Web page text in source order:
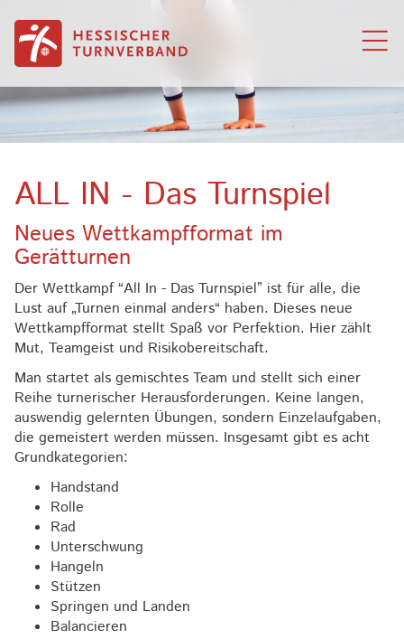
ALL IN - Das Turnspiel
Neues Wettkampfformat im
Gerätturnen
Der Wettkampf “All In - Das Turnspiel” ist für alle, die
Lust auf „Turnen einmal anders“ haben. Dieses neue
Wettkampfformat stellt Spaß vor Perfektion. Hier zählt
Mut, Teamgeist und Risikobereitschaft.
Man startet als gemischtes Team und stellt sich einer
Reihe turnerischer Herausforderungen. Keine langen,
auswendig gelernten Übungen, sondern Einzelaufgaben,
die gemeistert werden müssen. Insgesamt gibt es acht
Grundkategorien:
Handstand
Rolle
Rad
Unterschwung
Hangeln
Stützen
Springen und Landen
Balancieren